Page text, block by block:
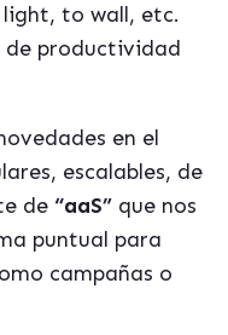
to wall, etc.
de productividad
en el
escalables, de
de “aaS” que nos
puntual para
campañas o